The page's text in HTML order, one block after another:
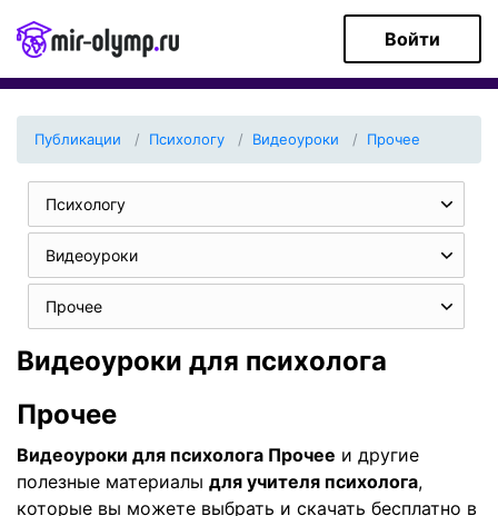
Войти
Публикации Психологу Видеоуроки Прочее
Психологу
Видеоуроки
Прочее
Видеоуроки для психолога
Прочее
Видеоуроки для психолога Прочее и другие
полезные материалы для учителя психолога,
которые вы можете выбрать и скачать бесплатно в